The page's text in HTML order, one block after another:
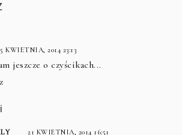
KWIETNIA, 2014 23:13
jeszcze o czyścikach...
21 KWIETNIA, 2014 16:51